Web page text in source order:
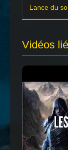
Lance du
Vidéos